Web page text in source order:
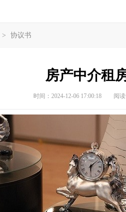
> 协议书
房产中介租
时间：2024-12-06 17:00:18 阅